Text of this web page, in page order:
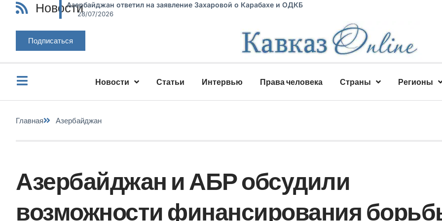
НовостиАзербайджан ответил на заявление Захаровой о Карабахе и ОДКБ
28/07/2026
Подписаться
Новости Статьи Интервью Права человека Страны Регионы
Главная Азербайджан
Азербайджан и АБР обсудили
возможности финансирования